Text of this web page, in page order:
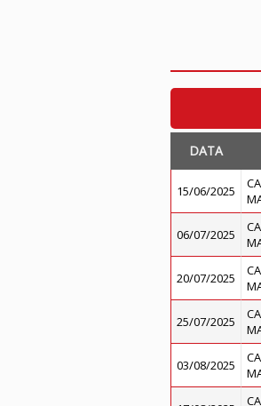
DATA
15/06/2025
06/07/2025
20/07/2025
25/07/2025
03/08/2025